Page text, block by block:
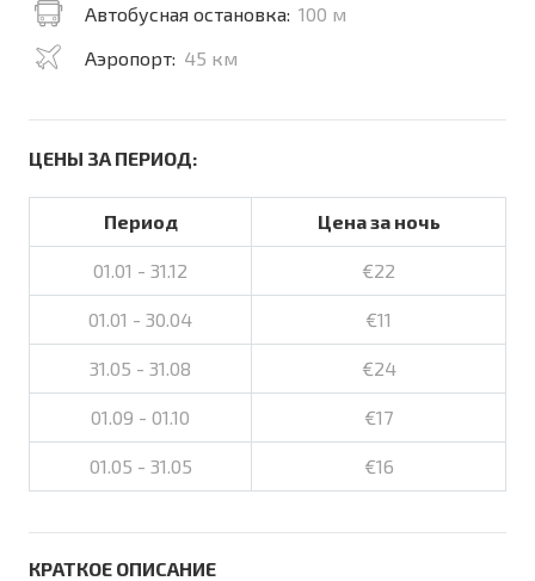
Автобусная остановка: 100 м
Аэропорт: 45 км
ЦЕНЫ ЗА ПЕРИОД:
Период Цена за ночь
01.01 - 31.12 €22
01.01 - 30.04 €11
31.05 - 31.08 €24
01.09 - 01.10 €17
01.05 - 31.05 €16
КРАТКОЕ ОПИСАНИЕ